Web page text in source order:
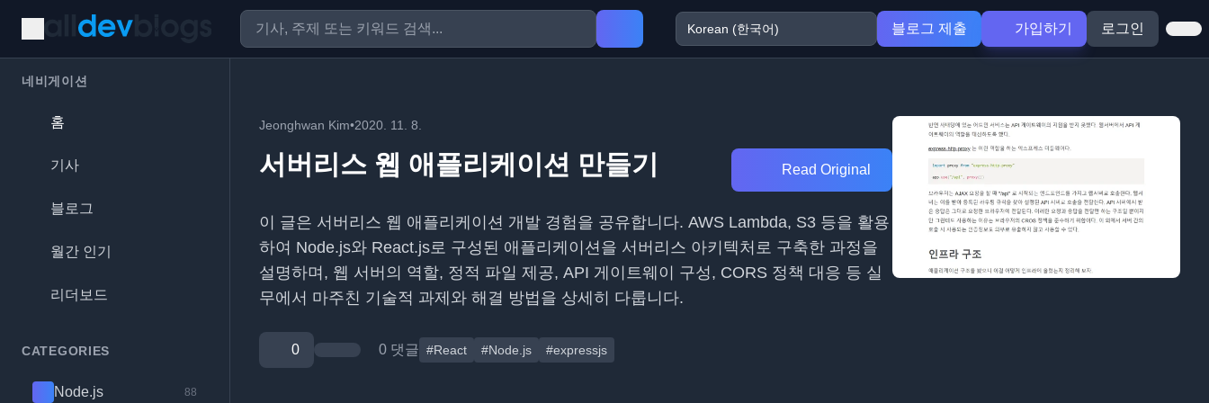
블로그 제출 가입하기 로그인
네비게이션
홈
기사
블로그
월간 인기
리더보드
CATEGORIES
Node.js 88
Jeonghwan Kim•2020. 11. 8.
서버리스 웹 애플리케이션 만들기 Read Original
이 글은 서버리스 웹 애플리케이션 개발 경험을 공유합니다. AWS Lambda, S3 등을 활용
하여 Node.js와 React.js로 구성된 애플리케이션을 서버리스 아키텍처로 구축한 과정을
설명하며, 웹 서버의 역할, 정적 파일 제공, API 게이트웨이 구성, CORS 정책 대응 등 실
무에서 마주친 기술적 과제와 해결 방법을 상세히 다룹니다.
0 0 댓글 #React #Node.js #expressjs